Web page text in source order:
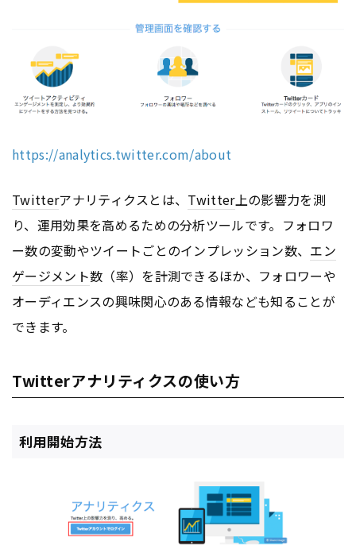
https://analytics.twitter.com/about
Twitterアナリティクスとは、 Twitter上の影響力を測
り、運用効果を高めるための分析ツールです。フォロワ
ー数の変動やツイートごとのインプレッション数、 エン
ゲージメント数（率）を計測できるほか、フォロワーや
オーディエンスの興味関心のある情報なども知ることが
できます。
Twitterアナリティクスの使い方
利用開始方法